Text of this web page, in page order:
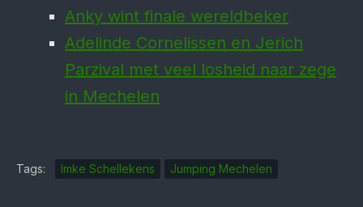
Anky wint finale wereldbeker
Adelinde Cornelissen en Jerich
Parzival met veel losheid naar zege
in Mechelen
Tags: Imke Schellekens Jumping Mechelen